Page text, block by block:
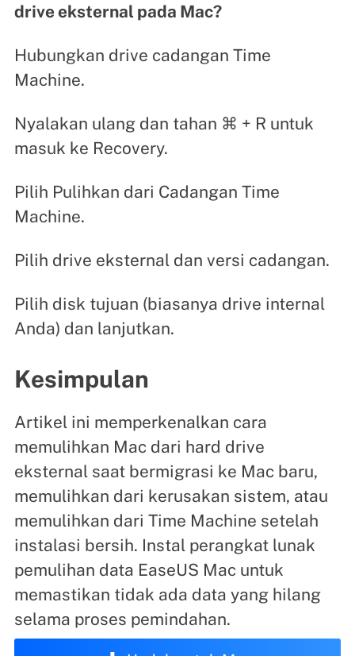
drive eksternal pada Mac?
Hubungkan drive cadangan Time
Machine.
Nyalakan ulang dan tahan ⌘ + R untuk
masuk ke Recovery.
Pilih Pulihkan dari Cadangan Time
Machine.
Pilih drive eksternal dan versi cadangan.
Pilih disk tujuan (biasanya drive internal
Anda) dan lanjutkan.
Kesimpulan
Artikel ini memperkenalkan cara
memulihkan Mac dari hard drive
eksternal saat bermigrasi ke Mac baru,
memulihkan dari kerusakan sistem, atau
memulihkan dari Time Machine setelah
instalasi bersih. Instal perangkat lunak
pemulihan data EaseUS Mac untuk
memastikan tidak ada data yang hilang
selama proses pemindahan.